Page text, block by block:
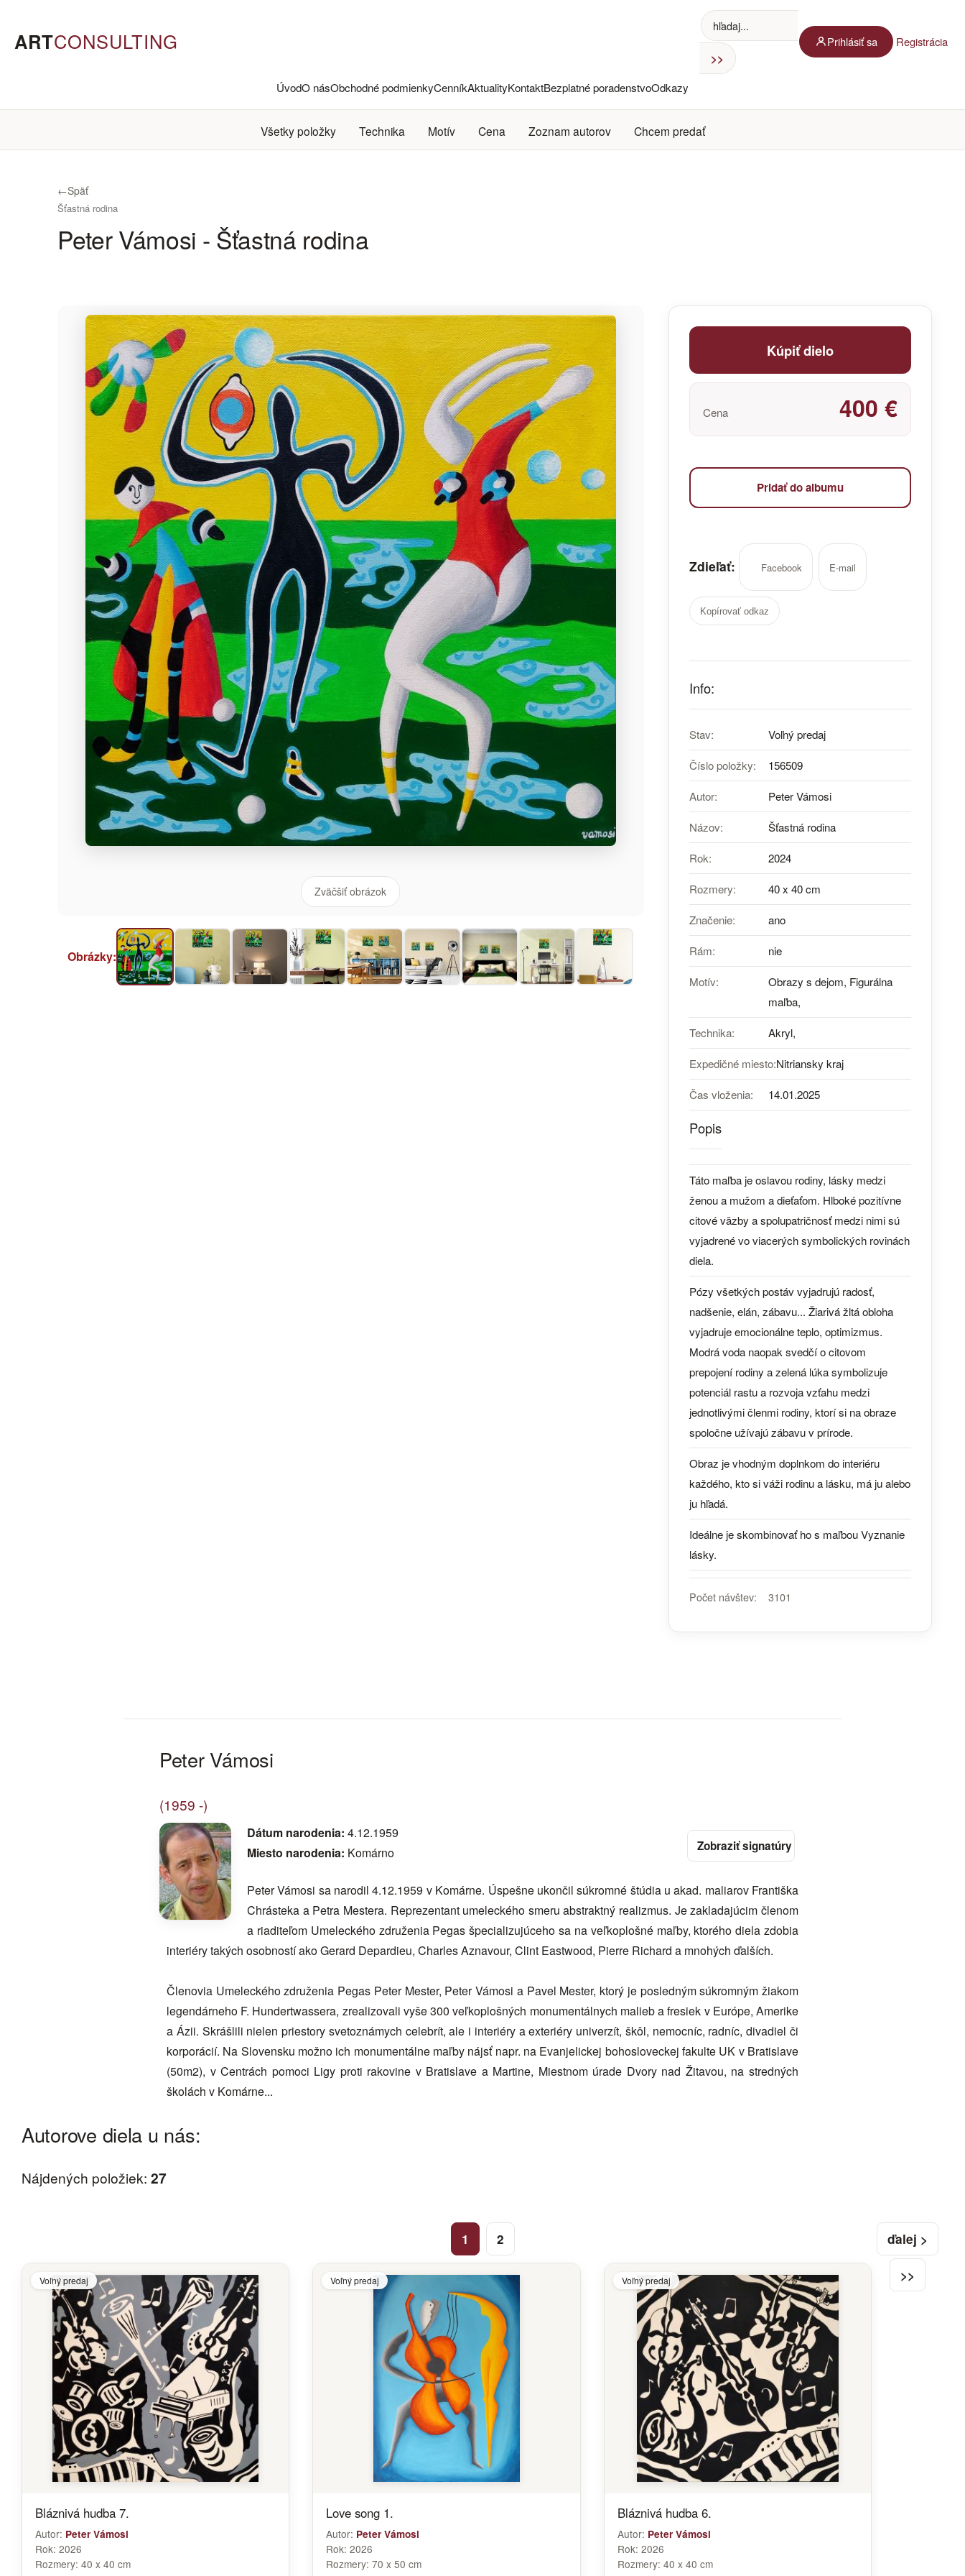
ARTCONSULTING
ÚvodO násObchodné podmienkyCenníkAktualityKontaktBezplatné poradenstvoOdkazy
Prihlásiť sa Registrácia
Všetky položky Technika Motív Cena Zoznam autorov Chcem predať
←Späť
Šťastná rodina
Peter Vámosi - Šťastná rodina
Zväčšiť obrázok
Obrázky:
Kúpiť dielo
Cena 400 €
Pridať do albumu
Zdieľať: Facebook E-mail
Kopírovať odkaz
Info:
Stav: Voľný predaj
Číslo položky: 156509
Autor: Peter Vámosi
Názov: Šťastná rodina
Rok: 2024
Rozmery: 40 x 40 cm
Značenie: ano
Rám: nie
Motív:
Obrazy s dejom, Figurálna
maľba,
Technika: Akryl,
Expedičné miesto:Nitriansky kraj
Čas vloženia: 14.01.2025
Popis
Táto maľba je oslavou rodiny, lásky medzi
ženou a mužom a dieťaťom. Hlboké pozitívne
citové väzby a spolupatričnosť medzi nimi sú
vyjadrené vo viacerých symbolických rovinách
diela.
Pózy všetkých postáv vyjadrujú radosť,
nadšenie, elán, zábavu... Žiarivá žltá obloha
vyjadruje emocionálne teplo, optimizmus.
Modrá voda naopak svedčí o citovom
prepojení rodiny a zelená lúka symbolizuje
potenciál rastu a rozvoja vzťahu medzi
jednotlivými členmi rodiny, ktorí si na obraze
spoločne užívajú zábavu v prírode.
Obraz je vhodným doplnkom do interiéru
každého, kto si váži rodinu a lásku, má ju alebo
ju hľadá.
Ideálne je skombinovať ho s maľbou Vyznanie
lásky.
Počet návštev: 3101
Peter Vámosi
(1959 -)
Dátum narodenia: 4.12.1959
Miesto narodenia: Komárno
Peter Vámosi sa narodil 4.12.1959 v Komárne. Úspešne ukončil súkromné štúdia u akad. maliarov Františka
Chrásteka a Petra Mestera. Reprezentant umeleckého smeru abstraktný realizmus. Je zakladajúcim členom
a riaditeľom Umeleckého združenia Pegas špecializujúceho sa na veľkoplošné maľby, ktorého diela zdobia
interiéry takých osobností ako Gerard Depardieu, Charles Aznavour, Clint Eastwood, Pierre Richard a mnohých ďalších.
Členovia Umeleckého združenia Pegas Peter Mester, Peter Vámosi a Pavel Mester, ktorý je posledným súkromným žiakom
legendárneho F. Hundertwassera, zrealizovali vyše 300 veľkoplošných monumentálnych malieb a fresiek v Európe, Amerike
a Ázii. Skrášlili nielen priestory svetoznámych celebrít, ale i interiéry a exteriéry univerzít, škôl, nemocníc, radníc, divadiel či
korporácií. Na Slovensku možno ich monumentálne maľby nájsť napr. na Evanjelickej bohosloveckej fakulte UK v Bratislave
(50m2), v Centrách pomoci Ligy proti rakovine v Bratislave a Martine, Miestnom úrade Dvory nad Žitavou, na stredných
školách v Komárne...
Autorove diela u nás:
Nájdených položiek: 27
ďalej >
>>
1 2
Voľný predaj
Bláznivá hudba 7.
Autor: Peter Vámosi
Rok: 2026
Rozmery: 40 x 40 cm
Voľný predaj
Love song 1.
Autor: Peter Vámosi
Rok:2026
Rozmery:70 x 50 cm
Voľný predaj
Bláznivá hudba 6.
Autor: Peter Vámosi
Rok: 2026
Rozmery: 40 x 40 cm